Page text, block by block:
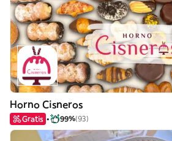
Horno Cisneros
Gratis 99%(93)